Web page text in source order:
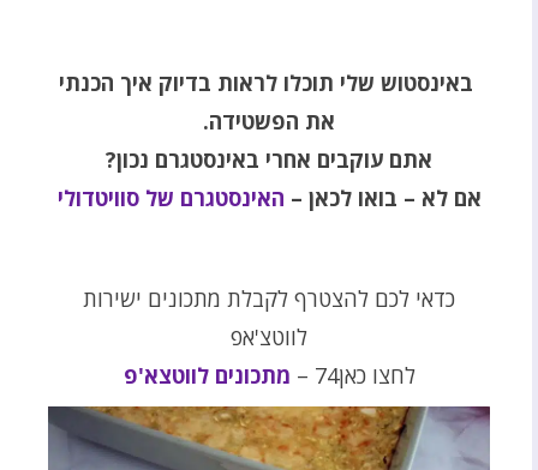
באינסטוש שלי תוכלו לראות בדיוק איך הכנתי
את הפשטידה.
אתם עוקבים אחרי באינסטגרם נכון?
אם לא – בואו לכאן – האינסטגרם של סוויטדולי
כדאי לכם להצטרף לקבלת מתכונים ישירות
לווטצ'אפ
לחצו כאן74 –
מתכונים לווטצא'פ